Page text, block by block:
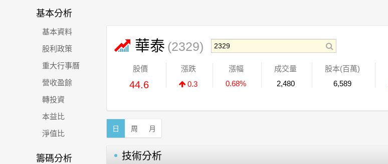
基本分析
基本資料
股利政策
重大行事曆
營收盈餘
轉投資
本益比
淨值比
籌碼分析
華泰 (2329)
股價
44.6
漲跌
0.3
漲幅
0.68%
成交量
2,480
股本(百萬)
6,589
日 周 月
技術分析